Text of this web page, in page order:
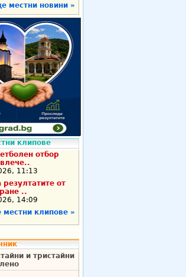
местни новини »
клипове
отбор
11:13
от
..
14:09
клипове »
и тристайни